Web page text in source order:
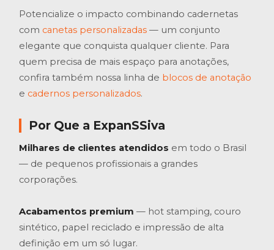
Potencialize o impacto combinando cadernetas
com canetas personalizadas — um conjunto
elegante que conquista qualquer cliente. Para
quem precisa de mais espaço para anotações,
confira também nossa linha de blocos de anotação
e cadernos personalizados.
Por Que a ExpanSSiva
Milhares de clientes atendidos em todo o Brasil
— de pequenos profissionais a grandes
corporações.
Acabamentos premium — hot stamping, couro
sintético, papel reciclado e impressão de alta
definição em um só lugar.